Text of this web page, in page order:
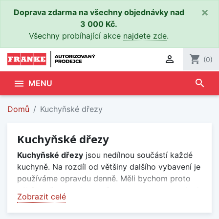
Doprava zdarma na všechny objednávky nad
3 000 Kč.
Všechny probíhající akce najdete zde.
×
 shopping_cart (0)
 MENU search
Domů Kuchyňské dřezy
Kuchyňské dřezy
Zobrazit celé
Kuchyňské dřezy jsou nedílnou součástí každé
kuchyně. Na rozdíl od většiny dalšího vybavení je
používáme opravdu denně. Měli bychom proto
si nevíme rady, požádat o pomoc odborníky.